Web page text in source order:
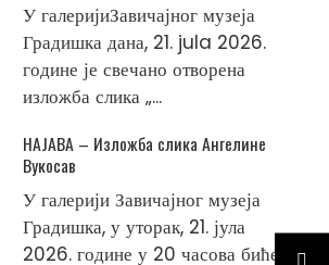
У галеријиЗавичајног музеја
Градишка дана, 21. jula 2026.
године је свечано отворена
изложба слика „...
НАЈАВА – Изложба слика Ангелине
Вукосав
У галерији Завичајног музеја
Градишка, у уторак, 21. јула
2026. године у 20 часова биће